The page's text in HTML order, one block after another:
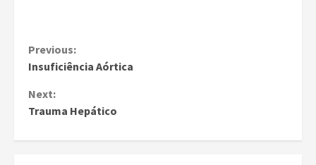
Continue
Previous:
Insuficiência Aórtica
Next:
Trauma Hepático